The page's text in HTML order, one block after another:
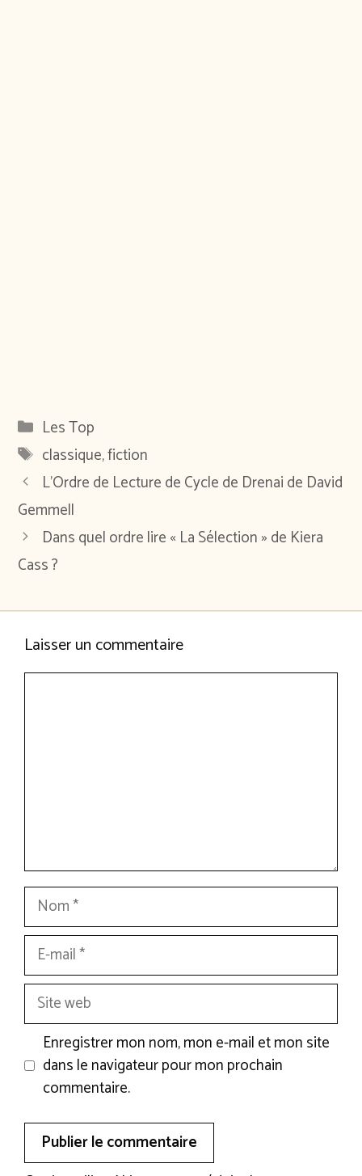
Catégories
Les Top
Étiquettes
classique,fiction
L’Ordre de Lecture de Cycle de Drenai de David
Gemmell
Dans quel ordre lire « La Sélection » de Kiera
Cass ?
Laisser un commentaire
Nom
mail
Site
web
Enregistrer mon nom, mon e-mail et mon site
dans le navigateur pour mon prochain
commentaire.